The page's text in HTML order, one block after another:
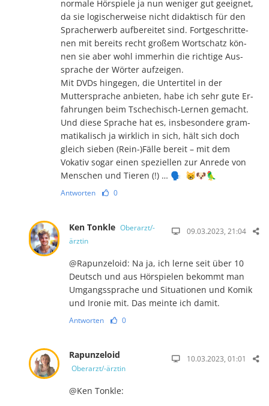
normale Hörspiele ja nun weniger gut ge­eig­net,
da sie logischerweise nicht di­dak­tisch für den
Sprach­er­werb auf­bereitet sind. Fort­ge­schrit­te­
nen mit be­reits recht gro­ßem Wort­schatz kön­
nen sie aber wohl immer­hin die richtige Aus­
spra­che der Wörter auf­zeigen.
Mit DVDs hingegen, die Untertitel in der
Muttersprache anbieten, habe ich sehr gute Er­
fah­run­gen beim Tschechisch-Lernen gemacht.
Und diese Spra­che hat es, ins­be­son­dere gram­
ma­ti­ka­lisch ja wirklich in sich, hält sich doch
gleich sieben (Rein-)Fälle bereit – mit dem
Vokativ sogar einen speziellen zur Anrede von
Men­schen und Tieren (!) … 🗣️ 😸🐶🦜
Antworten 0
Ken Tonkle Oberarzt/-
ärztin
09.03.2023, 21:04
@Rapunzeloid: Na ja, ich lerne seit über 10
Deutsch und aus Hörspielen bekommt man
Umgangssprache und Situationen und Komik
und Ironie mit. Das meinte ich damit.
Antworten 0
Rapunzeloid
Oberarzt/-ärztin
10.03.2023, 01:01
@Ken Tonkle: